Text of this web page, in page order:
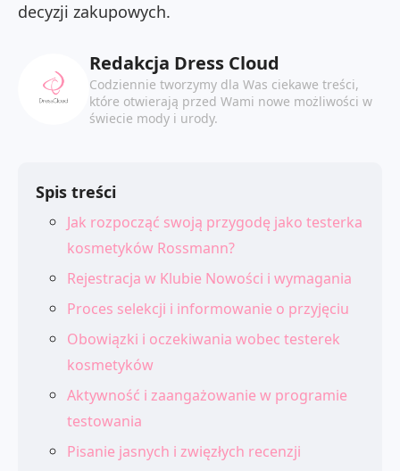
decyzji zakupowych.
Redakcja Dress Cloud
Codziennie tworzymy dla Was ciekawe treści,
które otwierają przed Wami nowe możliwości w
świecie mody i urody.
Spis treści
Jak rozpocząć swoją przygodę jako testerka
kosmetyków Rossmann?
Rejestracja w Klubie Nowości i wymagania
Proces selekcji i informowanie o przyjęciu
Obowiązki i oczekiwania wobec testerek
kosmetyków
Aktywność i zaangażowanie w programie
testowania
Pisanie jasnych i zwięzłych recenzji